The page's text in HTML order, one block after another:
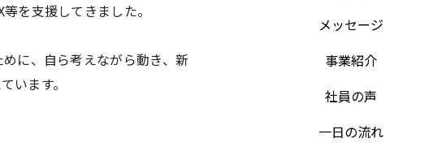
を支援してきました。
に、自ら考えながら動き、新
います。
メッセージ
事業紹介
社員の声
一日の流れ